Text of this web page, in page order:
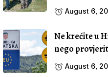
August 6,
Ne krećite u
nego
August 6,